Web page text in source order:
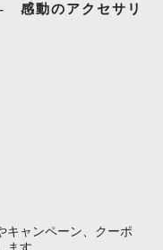
動のアクセサリ
キャンペーン、クーポ